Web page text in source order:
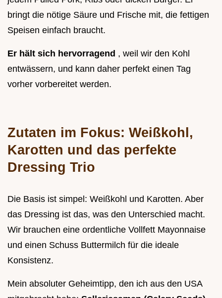
bringt die nötige Säure und Frische mit, die fettigen
Speisen einfach braucht.
Er hält sich hervorragend , weil wir den Kohl
entwässern, und kann daher perfekt einen Tag
vorher vorbereitet werden.
Zutaten im Fokus: Weißkohl,
Karotten und das perfekte
Dressing Trio
Die Basis ist simpel: Weißkohl und Karotten. Aber
das Dressing ist das, was den Unterschied macht.
Wir brauchen eine ordentliche Vollfett Mayonnaise
und einen Schuss Buttermilch für die ideale
Konsistenz.
Mein absoluter Geheimtipp, den ich aus den USA